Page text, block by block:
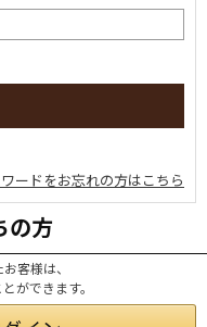
ードをお忘れの方はこちら
の方
客様は、
ができます。